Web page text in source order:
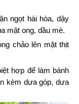
ngọt hài hòa, dậy
mật ong, dầu mè.
chảo lên mặt thịt
hợp để làm bánh
kèm dưa góp, dưa